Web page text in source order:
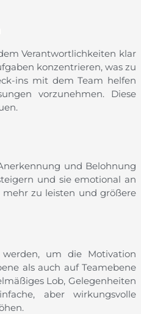
Verantwortlichkeiten klar
konzentrieren, was zu
ins mit dem Team helfen
vorzunehmen. Diese
und Belohnung
und sie emotional an
zu leisten und größere
um die Motivation
als auch auf Teamebene
Lob, Gelegenheiten
aber wirkungsvolle